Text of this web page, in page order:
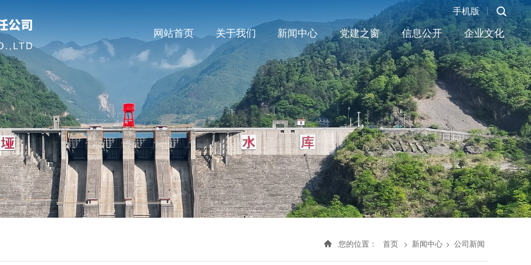
网站首页 关于我们 新闻中心 党建之窗 信息公开 企业文化
手机版
您的位置： 首页 > 新闻中心 > 公司新闻